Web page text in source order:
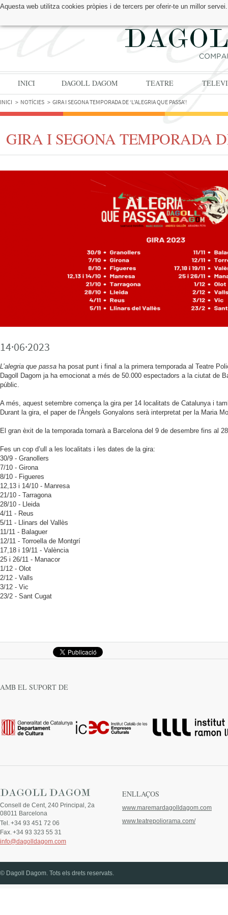
Aquesta web utilitza cookies pròpies i de tercers per oferir-te un millor
TROBA'NS A:
INICI DAGOLL DAGOM TEATRE
INICI NOTÍCIES GIRA I SEGONA TEMPORADA DE ‘L’ALEGRIA QUE PASSA’!
GIRA I SEGONA TEMPORADA
14·06·2023
L’alegria que passa ha posat punt i final a la primera temporada al Teatre
Dagoll Dagom ja ha emocionat a més de 50.000 espectadors a la ciutat de
públic.
A més, aquest setembre comença la gira per 14 localitats de Catalunya i
Durant la gira, el paper de l'Àngels Gonyalons serà interpretat per la Maria
El gran èxit de la temporada tornarà a Barcelona del 9 de desembre fins al
Fes un cop d’ull a les localitats i les dates de la gira:
30/9 - Granollers
7/10 - Girona
8/10 - Figueres
12,13 i 14/10 - Manresa
21/10 - Tarragona
28/10 - Lleida
4/11 - Reus
5/11 - Llinars del Vallès
11/11 - Balaguer
12/11 - Torroella de Montgrí
17,18 i 19/11 - València
25 i 26/11 - Manacor
1/12 - Olot
2/12 - Valls
3/12 - Vic
23/2 - Sant Cugat
AMB EL SUPORT DE
Consell de Cent, 240 Principal, 2a
08011 Barcelona
Tel. +34 93 451 72 06
Fax. +34 93 323 55 31
info@dagolldagom.com
ENLLAÇOS
www.maremardagolldagom.com
www.teatrepoliorama.com/
© Dagoll Dagom. Tots els drets reservats.